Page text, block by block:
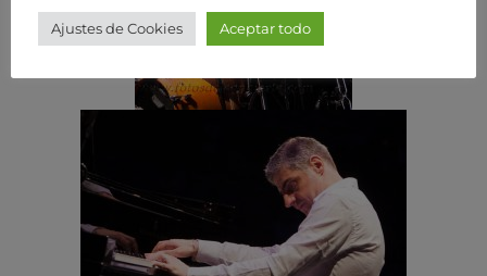
Ajustes de Cookies Aceptar todo